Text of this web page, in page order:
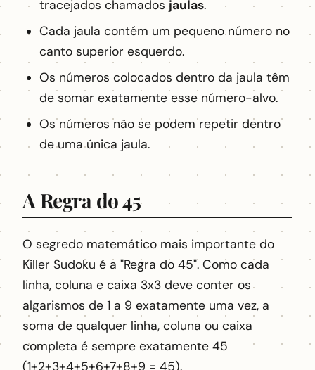
tracejados chamados jaulas.
Cada jaula contém um pequeno número no
canto superior esquerdo.
Os números colocados dentro da jaula têm
de somar exatamente esse número-alvo.
Os números não se podem repetir dentro
de uma única jaula.
A Regra do 45
O segredo matemático mais importante do
Killer Sudoku é a "Regra do 45". Como cada
linha, coluna e caixa 3x3 deve conter os
algarismos de 1 a 9 exatamente uma vez, a
soma de qualquer linha, coluna ou caixa
completa é sempre exatamente 45
(1+2+3+4+5+6+7+8+9 = 45).